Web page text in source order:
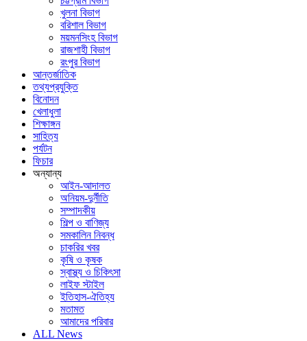
খুলনা বিভাগ
বরিশাল বিভাগ
ময়মনসিংহ বিভাগ
রাজশাহী বিভাগ
রংপুর বিভাগ
আন্তর্জাতিক
তথ্যপ্রযুক্তি
বিনোদন
খেলাধুলা
শিক্ষাঙ্গন
সাহিত্য
পর্যটন
ফিচার
অন্যান্য
আইন-আদালত
অনিয়ম-দুর্নীতি
সম্পাদকীয়
শিল্প ও বাণিজ্য
সমকালিন নিবন্ধ
চাকরির খবর
কৃষি ও কৃষক
স্বাস্থ্য ও চিকিৎসা
লাইফ স্টাইল
ইতিহাস-ঐতিহ্য
মতামত
আমাদের পরিবার
ALL News